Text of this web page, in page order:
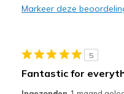
Markeer deze
5
Fantastic for